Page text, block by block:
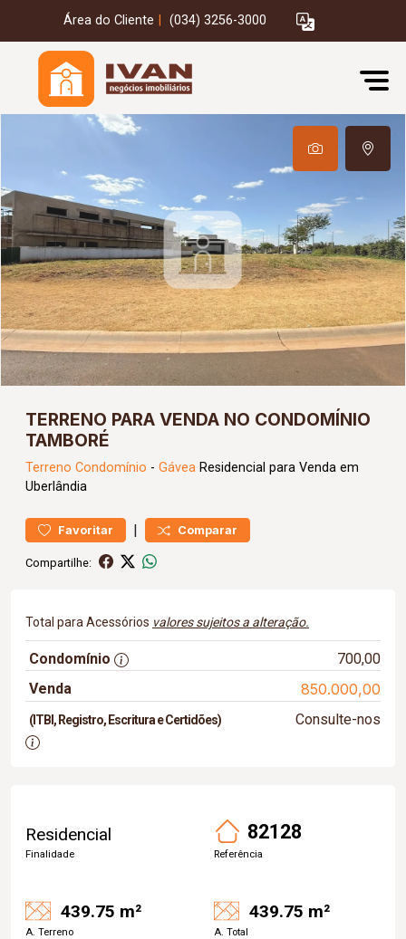
Área do Cliente (034) 3256-3000
TERRENO PARA VENDA NO CONDOMÍNIO
TAMBORÉ
Terreno Condomínio - Gávea Residencial para Venda em
Uberlândia
Favoritar | Comparar
Compartilhe:
Total para Acessórios valores sujeitos a alteração.
Condomínio
700,00
Venda
850.000,00
(ITBI, Registro, Escritura e Certidões) Consulte-nos
Residencial
Finalidade
82128
Referência
439.75 m²
A. Terreno
439.75 m²
A. Total